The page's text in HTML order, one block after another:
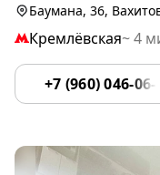
Баумана, 36,
Кремлёвская~ 4
+7 (960) 046-06-